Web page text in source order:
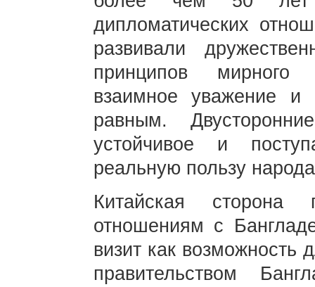
дипломатических
развивали
принципов мирного
взаимное уважение и
равным.
устойчивое и
реальную пользу
Китайская сторона
отношениям с
визит как возможность
правительством